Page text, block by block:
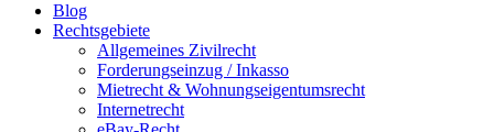
Blog
Rechtsgebiete
Allgemeines Zivilrecht
Forderungseinzug / Inkasso
Mietrecht & Wohnungseigentumsrecht
Internetrecht